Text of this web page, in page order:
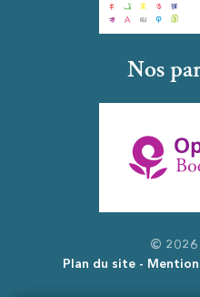
Nos
© 2026
Plan du site